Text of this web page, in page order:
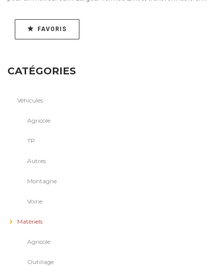
FAVORIS
CATÉGORIES
Véhicules
Agricole
TP
Autres
Montagne
Voirie
Matériels
Agricole
Outillage